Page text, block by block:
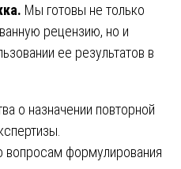
Мы готовы не только
рецензию, но и
ее результатов в
о назначении повторной
вопросам формулирования